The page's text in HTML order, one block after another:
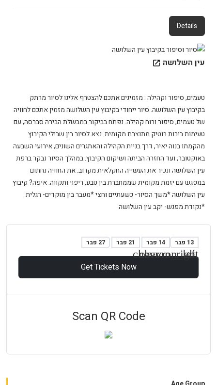
Details
עין השלושה
טעמים, סיפור וקהילה : מזמינים אתכם להצטרף אלינו לסיור מרתק
בקיבוץ עין השלושה. סיור ייחודי בקיבוץ עין השלושה מזמין אתכם לחוויה
של טעמים, סיפור ורוח קהילה. נפתח בביקור במבשלת הבירה סברסה, עם
טעימות בירות בוטיק מתוצרת מקומית. נצא לסיור בין שבילי הקיבוץ
מהקמתו בנוה יאיר, דרך בניית הקהילה והאתגרים השונים, אירועי השבעה
באוקטובר, ועד החזרה הביתה ושיקום הקיבוץ. במהלך הסיור נבקר ברפת
עין השלושה ונכיר את העשייה החקלאית מקרוב. את החוויה נחתום
במפגש עם יזמת מקומית שממחברת בין טבע, ריפוי ותקווה. איפה? קיבוץ
עין השלושה *משך הסיור- כשעתיים וחצי *מעבר בין מוקדים- רגלית
*נקודת מפגש- יקב עין השלושה
13 פבר 14 פבר 21 פבר 27 פבר
chevron_left
chevron_right
Get Tickets Now
Scan QR Code